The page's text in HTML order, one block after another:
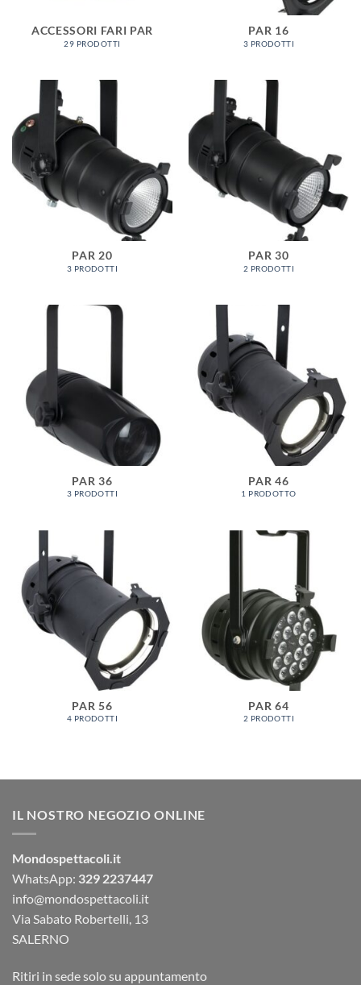
ACCESSORI FARI PAR
29 PRODOTTI
PAR 16
3 PRODOTTI
PAR 20
3 PRODOTTI
PAR 30
2 PRODOTTI
PAR 36
3 PRODOTTI
PAR 46
1 PRODOTTO
PAR 56
4 PRODOTTI
PAR 64
2 PRODOTTI
IL NOSTRO NEGOZIO ONLINE
Mondospettacoli.it
WhatsApp: 329 2237447
info@mondospettacoli.it
Via Sabato Robertelli, 13
SALERNO
Ritiri in sede solo su appuntamento